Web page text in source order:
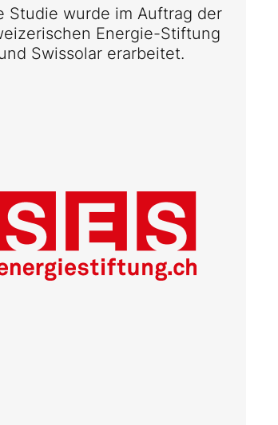
Studie wurde im Auftrag der
Energie-Stiftung
Swissolar erarbeitet.